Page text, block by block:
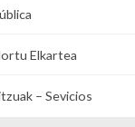
Elkartea
– Sevicios